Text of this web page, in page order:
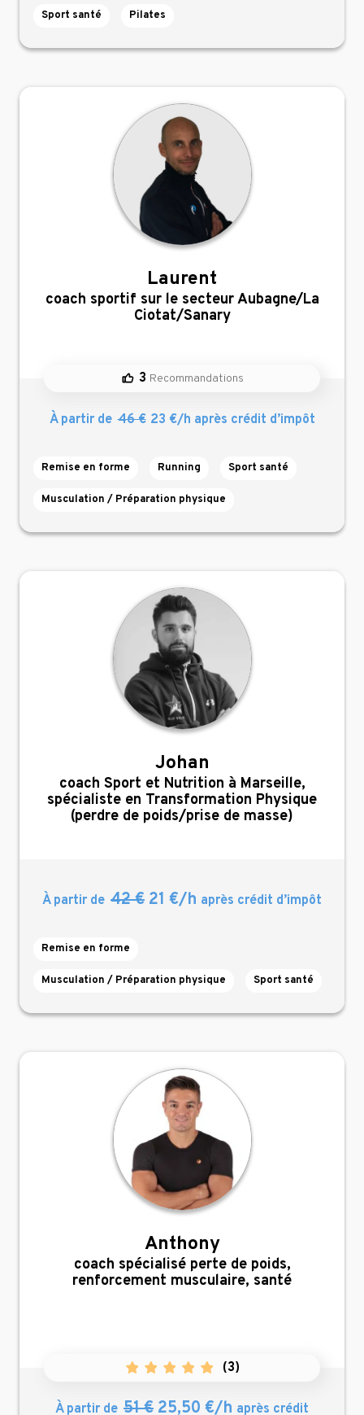
Sport santé Pilates
Laurent
,
coach sportif sur le secteur Aubagne/La
Ciotat/Sanary
3 Recommandations
À partir de 46 € 23 €/h après crédit d’impôt
Remise en forme Running Sport santé
Musculation / Préparation physique
Johan
,
coach Sport et Nutrition à Marseille,
spécialiste en Transformation Physique
(perdre de poids/prise de masse)
À partir de 42 € 21 €/h après crédit d’impôt
Remise en forme
Musculation / Préparation physique Sport santé
Anthony
,
coach spécialisé perte de poids,
renforcement musculaire, santé
(3)
À partir de 51 € 25,50 €/h après crédit